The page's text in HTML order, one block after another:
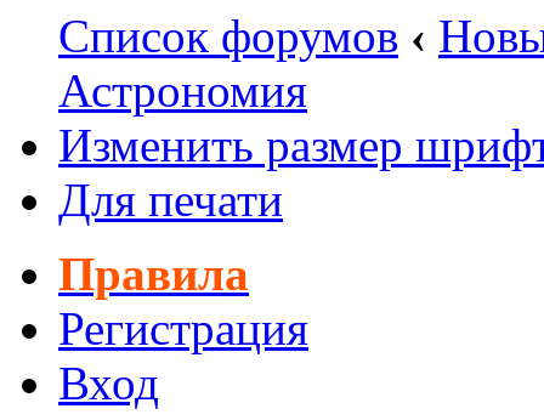
Список форумов ‹
Астрономия
Изменить размер
Для печати
Правила
Регистрация
Вход